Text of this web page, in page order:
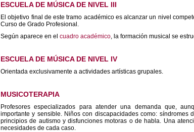
ESCUELA DE MÚSICA DE NIVEL III
El objetivo final de este tramo académico es alcanzar un nivel
Curso de Grado Profesional.
Según aparece en el cuadro académico, la formación musical se
ESCUELA DE MÚSICA DE NIVEL IV
Orientada exclusivamente a actividades artísticas grupales.
MUSICOTERAPIA
Profesores especializados para atender una demanda que,
importante y sensible. Niños con discapacidades como: síndromes
principios de autismo y disfunciones motoras o de habla. Una
necesidades de cada caso.